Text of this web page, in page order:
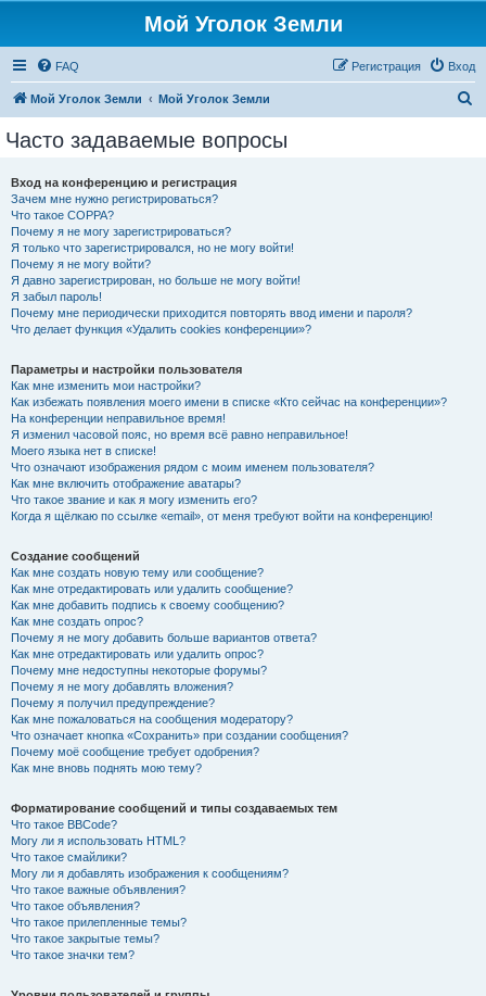
Мой Уголок Земли
FAQ Вход
Регистрация
Мой Уголок Земли Мой Уголок Земли
Часто задаваемые вопросы
Вход на конференцию и регистрация
Зачем мне нужно регистрироваться?
Что такое COPPA?
Почему я не могу зарегистрироваться?
Я только что зарегистрировался, но не могу войти!
Почему я не могу войти?
Я давно зарегистрирован, но больше не могу войти!
Я забыл пароль!
Почему мне периодически приходится повторять ввод имени и пароля?
Что делает функция «Удалить cookies конференции»?
Параметры и настройки пользователя
Как мне изменить мои настройки?
Как избежать появления моего имени в списке «Кто сейчас на конференции»?
На конференции неправильное время!
Я изменил часовой пояс, но время всё равно неправильное!
Моего языка нет в списке!
Что означают изображения рядом с моим именем пользователя?
Как мне включить отображение аватары?
Что такое звание и как я могу изменить его?
Когда я щёлкаю по ссылке «email», от меня требуют войти на конференцию!
Создание сообщений
Как мне создать новую тему или сообщение?
Как мне отредактировать или удалить сообщение?
Как мне добавить подпись к своему сообщению?
Как мне создать опрос?
Почему я не могу добавить больше вариантов ответа?
Как мне отредактировать или удалить опрос?
Почему мне недоступны некоторые форумы?
Почему я не могу добавлять вложения?
Почему я получил предупреждение?
Как мне пожаловаться на сообщения модератору?
Что означает кнопка «Сохранить» при создании сообщения?
Почему моё сообщение требует одобрения?
Как мне вновь поднять мою тему?
Форматирование сообщений и типы создаваемых тем
Что такое BBCode?
Могу ли я использовать HTML?
Что такое смайлики?
Могу ли я добавлять изображения к сообщениям?
Что такое важные объявления?
Что такое объявления?
Что такое прилепленные темы?
Что такое закрытые темы?
Что такое значки тем?